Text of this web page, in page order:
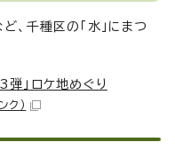
、千種区の「水」にまつ
弾」ロケ地めぐり
ク）